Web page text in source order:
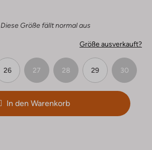
Diese Größe fällt normal aus
Größe ausverkauft?
26 27 28 29 30
In den Warenkorb